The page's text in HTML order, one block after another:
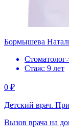
Бормышева
Стаж: 9 лет
0 ₽
Детский врач.
Вызов врача на